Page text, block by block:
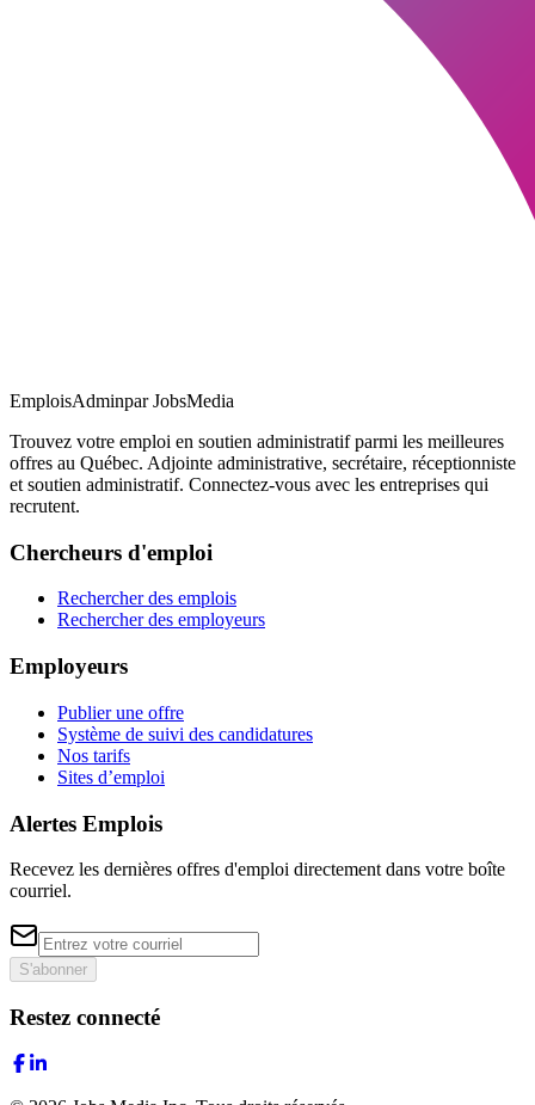
EmploisAdminpar JobsMedia
Trouvez votre emploi en soutien administratif parmi les meilleures
offres au Québec. Adjointe administrative, secrétaire, réceptionniste
et soutien administratif. Connectez-vous avec les entreprises qui
recrutent.
Chercheurs d'emploi
Rechercher des emplois
Rechercher des employeurs
Employeurs
Publier une offre
Système de suivi des candidatures
Nos tarifs
Sites d’emploi
Alertes Emplois
Recevez les dernières offres d'emploi directement dans votre boîte
courriel.
S'abonner
Restez connecté